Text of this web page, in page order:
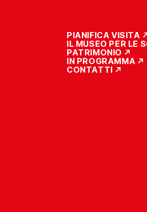
PIANIFICA VISITA
IL MUSEO PER LE
PATRIMONIO
IN PROGRAMMA
CONTATTI